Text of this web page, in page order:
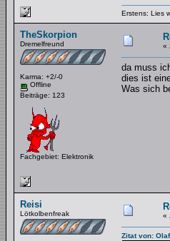
Erstens: Lies
TheSkorpion
Dremelfreund
Karma: +2/-0
Offline
Beiträge: 123
Fachgebiet: Elektronik
«
da muss
dies ist
Was sich
Reisi
Lötkolbenfreak «
Zitat von: